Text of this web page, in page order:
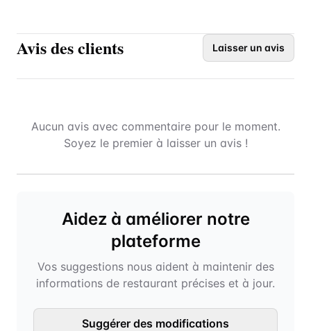
Avis des clients Laisser un avis
Aucun avis avec commentaire pour le moment.
Soyez le premier à laisser un avis !
Aidez à améliorer notre
plateforme
Vos suggestions nous aident à maintenir des
informations de restaurant précises et à jour.
Suggérer des modifications